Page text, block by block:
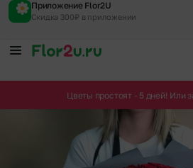
Приложение Flor2U
Скидка 300₽ в приложении
Цветы простоят - 5 дней! Или